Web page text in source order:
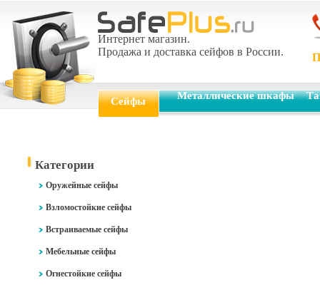
Интернет магазин.
Продажа и доставка сейфов в России.
Сейфы Металлические шкафы
Категории
Оружейные сейфы
Взломостойкие сейфы
Встраиваемые сейфы
Мебельные сейфы
Огнестойкие сейфы